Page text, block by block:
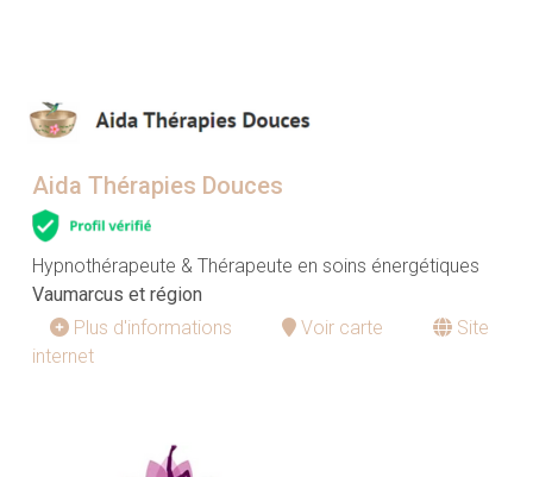
Aida Thérapies Douces
Hypnothérapeute & Thérapeute en soins énergétiques
Vaumarcus et région
Plus d'informations
Voir carte
Site
internet